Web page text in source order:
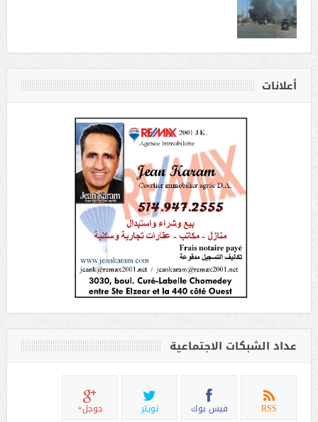
أعلانات
عداد الشبكات الاجتماعية
RSS فيس بوك تويتر جوجل+